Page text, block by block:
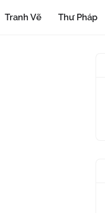
Tranh Vẽ Thư Pháp